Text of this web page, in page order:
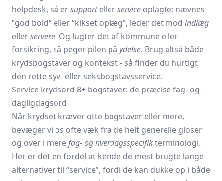
helpdesk, så ersupportellerservice oplagte; nævnes
“god bold” eller “kikset oplæg”, leder det mod indlæg
ellerservere. Og lugter det af kommune eller
forsikring, så peger pilen på ydelse. Brug altså både
krydsbogstaver og kontekst - så finder du hurtigt
den rette syv- eller seksbogstavsservice.
Service krydsord 8+ bogstaver: de præcise fag- og
dagligdagsord
Når krydset kræver otte bogstaver eller mere,
bevæger vi os ofte væk fra de helt generelle gloser
og over i merefag- og hverdagsspecifikterminologi.
Her er det en fordel at kende de mest brugte lange
alternativer til “service”, fordi de kan dukke op i både